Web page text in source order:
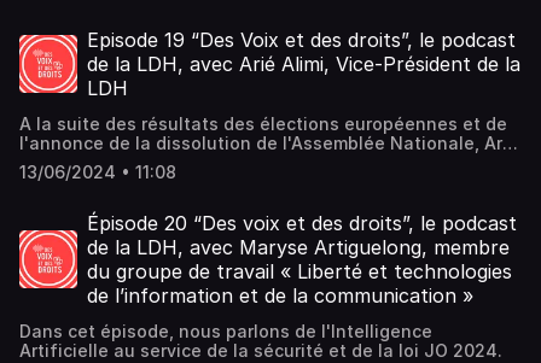
Episode 19 “Des Voix et des droits”, le podcast
de la LDH, avec Arié Alimi, Vice-Président de la
LDH
A la suite des résultats des élections européennes et de
l'annonce de la dissolution de l'Assemblée Nationale, Arié
Alimi nous présente les positions et appels de la LDH pour
lutter contre l'arrivée possible de l'extrême-droite au
13/06/2024 • 11:08
Épisode 20 “Des voix et des droits”, le podcast
de la LDH, avec Maryse Artiguelong, membre
du groupe de travail « Liberté et technologies
de l’information et de la communication »
Dans cet épisode, nous parlons de l'Intelligence
Artificielle au service de la sécurité et de la loi JO 2024.